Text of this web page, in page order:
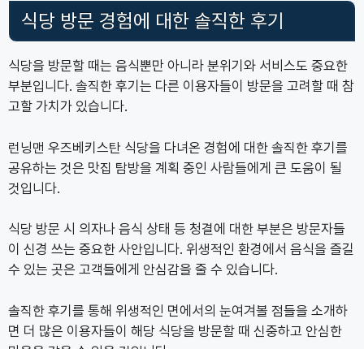
식당 방문 경험에 대한 솔직한 후기
식당을 방문할 때는 음식뿐만 아니라 분위기와 서비스도 중요한
부분입니다. 솔직한 후기는 다른 이용자들이 방문을 고려할 때 참
고할 가치가 있습니다.
런닝맨 우즈베키스탄 식당을 다녀온 경험에 대한 솔직한 후기를
공유하는 것은 맛집 탐방을 계획 중인 사람들에게 큰 도움이 될
것입니다.
식당 방문 시 의자나 음식 상태 등 청결에 대한 부분은 방문자들
이 신경 쓰는 중요한 사안입니다. 위생적인 환경에서 음식을 즐길
수 있는 곳은 고객들에게 안심감을 줄 수 있습니다.
솔직한 후기를 통해 위생적인 면에서의 눈여겨볼 점들을 소개하
면 더 많은 이용자들이 해당 식당을 방문할 때 신중하고 안심한